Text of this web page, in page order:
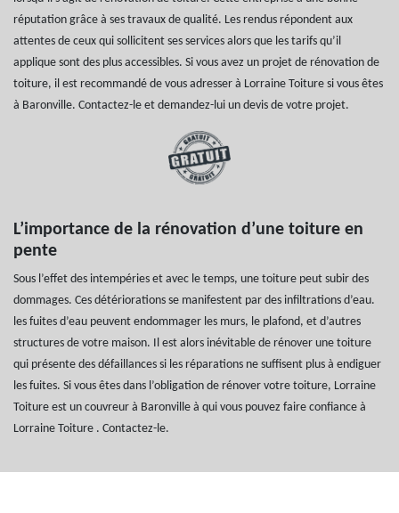
réputation grâce à ses travaux de qualité. Les rendus répondent aux
attentes de ceux qui sollicitent ses services alors que les tarifs qu’il
applique sont des plus accessibles. Si vous avez un projet de rénovation de
toiture, il est recommandé de vous adresser à Lorraine Toiture si vous êtes
à Baronville. Contactez-le et demandez-lui un devis de votre projet.
L’importance de la rénovation d’une toiture en
pente
Sous l’effet des intempéries et avec le temps, une toiture peut subir des
dommages. Ces détériorations se manifestent par des infiltrations d’eau.
les fuites d’eau peuvent endommager les murs, le plafond, et d’autres
structures de votre maison. Il est alors inévitable de rénover une toiture
qui présente des défaillances si les réparations ne suffisent plus à endiguer
les fuites. Si vous êtes dans l’obligation de rénover votre toiture, Lorraine
Toiture est un couvreur à Baronville à qui vous pouvez faire confiance à
Lorraine Toiture . Contactez-le.